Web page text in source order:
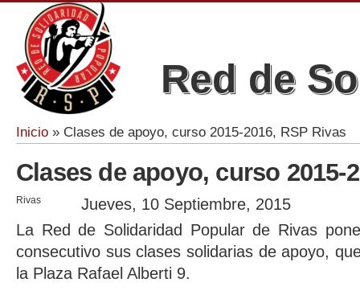
Red de
Se encuentra usted aquí
Inicio » Clases de apoyo, curso 2015-2016, RSP Rivas
Clases de apoyo, curso 2015-
Rivas
Jueves, 10 Septiembre, 2015
La Red de Solidaridad Popular de Rivas
consecutivo sus clases solidarias de apoyo,
la Plaza Rafael Alberti 9.